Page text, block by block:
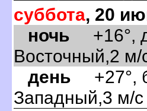
суббота, 20
ночь +16°,
осточный,2 м/
день +27°,
Западный,3 м/с